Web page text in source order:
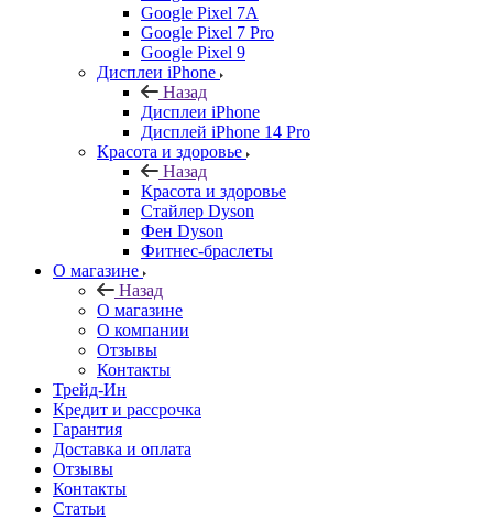
Google Pixel 7А
Google Pixel 7 Pro
Google Pixel 9
Дисплеи iPhone
Назад
Дисплеи iPhone
Дисплей iPhone 14 Pro
Красота и здоровье
Назад
Красота и здоровье
Стайлер Dyson
Фен Dyson
Фитнес-браслеты
О магазине
Назад
О магазине
О компании
Отзывы
Контакты
Трейд-Ин
Кредит и рассрочка
Гарантия
Доставка и оплата
Отзывы
Контакты
Статьи